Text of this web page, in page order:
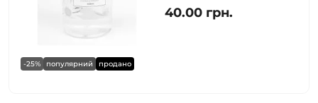
-25% популярний продано
40.00 грн.